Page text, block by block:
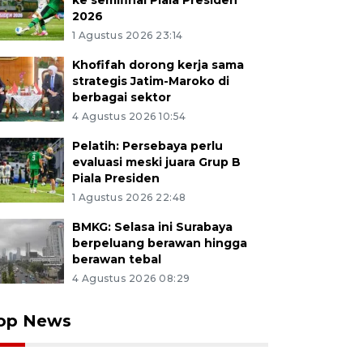
2026
1 Agustus 2026 23:14
Khofifah dorong kerja sama
strategis Jatim-Maroko di
berbagai sektor
4 Agustus 2026 10:54
Pelatih: Persebaya perlu
evaluasi meski juara Grup B
Piala Presiden
1 Agustus 2026 22:48
BMKG: Selasa ini Surabaya
berpeluang berawan hingga
berawan tebal
4 Agustus 2026 08:29
News